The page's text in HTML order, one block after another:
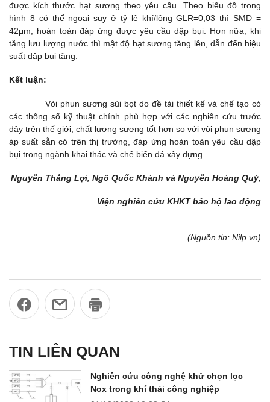
được kích thước hạt sương theo yêu cầu. Theo biểu đồ trong
hình 8 có thể ngoại suy ở tỷ lệ khí/lỏng GLR=0,03 thì SMD =
42μm, hoàn toàn đáp ứng được yêu cầu dập bụi. Hơn nữa, khi
tăng lưu lượng nước thì mật độ hạt sương tăng lên, dẫn đến hiệu
suất dập bụi tăng.
Kết luận:
Vòi phun sương sủi bọt do đề tài thiết kế và chế tạo có
các thông số kỹ thuật chính phù hợp với các nghiên cứu trước
đây trên thế giới, chất lượng sương tốt hơn so với vòi phun sương
áp suất sẵn có trên thị trường, đáp ứng hoàn toàn yêu cầu dập
bụi trong ngành khai thác và chế biến đá xây dựng.
Nguyễn Thắng Lợi, Ngô Quốc Khánh và Nguyễn Hoàng Quý,
Viện nghiên cứu KHKT bảo hộ lao động
(Nguồn tin: Nilp.vn)
TIN LIÊN QUAN
Nghiên cứu công nghệ khử chọn lọc
Nox trong khí thải công nghiệp